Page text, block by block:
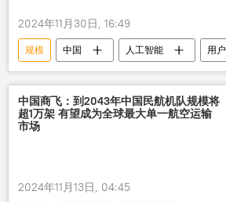
2024年11月30日, 16:49
规模 中国 人工智能 用户
中国商飞：到2043年中国民航机队规模将
超1万架 有望成为全球最大单一航空运输
市场
2024年11月13日, 04:45